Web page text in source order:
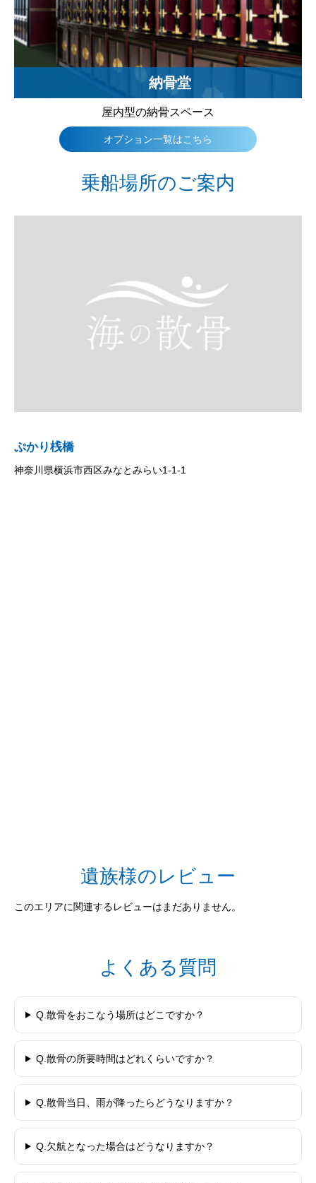
納骨堂
屋内型の納骨スペース
オプション一覧はこちら
乗船場所のご案内
ぷかり桟橋
神奈川県横浜市西区みなとみらい1-1-1
遺族様のレビュー
このエリアに関連するレビューはまだありません。
よくある質問
Q.散骨をおこなう場所はどこですか？
Q.散骨の所要時間はどれくらいですか？
Q.散骨当日、雨が降ったらどうなりますか？
Q.欠航となった場合はどうなりますか？